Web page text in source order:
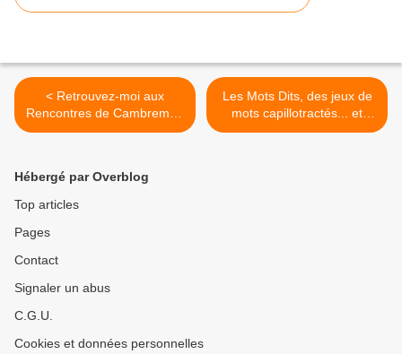
< Retrouvez-moi aux
Rencontres de Cambremer,
le festival des produits
Les Mots Dits, des jeux de
mots capillotractés... et
illustrés ! >
Hébergé par Overblog
Top articles
Pages
Contact
Signaler un abus
C.G.U.
Cookies et données personnelles